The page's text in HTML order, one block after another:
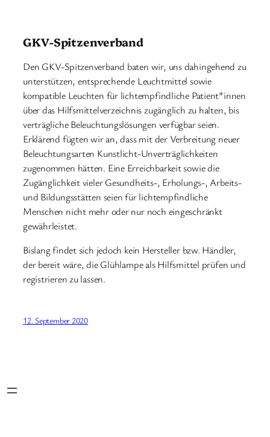
GKV-Spitzenverband
Den GKV-Spitzenverband baten wir, uns dahingehend zu
unterstützen, entsprechende Leuchtmittel sowie
kompatible Leuchten für lichtempfindliche Patient*innen
über das Hilfsmittelverzeichnis zugänglich zu halten, bis
verträgliche Beleuchtungslösungen verfügbar seien.
Erklärend fügten wir an, dass mit der Verbreitung neuer
Beleuchtungsarten Kunstlicht-Unverträglichkeiten
zugenommen hätten. Eine Erreichbarkeit sowie die
Zugänglichkeit vieler Gesundheits-, Erholungs-, Arbeits-
und Bildungsstätten seien für lichtempfindliche
Menschen nicht mehr oder nur noch eingeschränkt
gewährleistet.
Bislang findet sich jedoch kein Hersteller bzw. Händler,
der bereit wäre, die Glühlampe als Hilfsmittel prüfen und
registrieren zu lassen.
12. September 2020